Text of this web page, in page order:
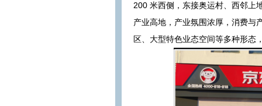
200 米西侧，东接奥运村、西邻上
产业高地，产业氛围浓厚，消费与
区、大型特色业态空间等多种形态